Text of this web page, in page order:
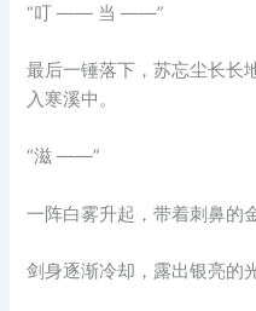
“叮 —— 当 ——”
最后一锤落下，苏忘尘长长
入寒溪中。
“滋 ——”
一阵白雾升起，带着刺鼻的
剑身逐渐冷却，露出银亮的